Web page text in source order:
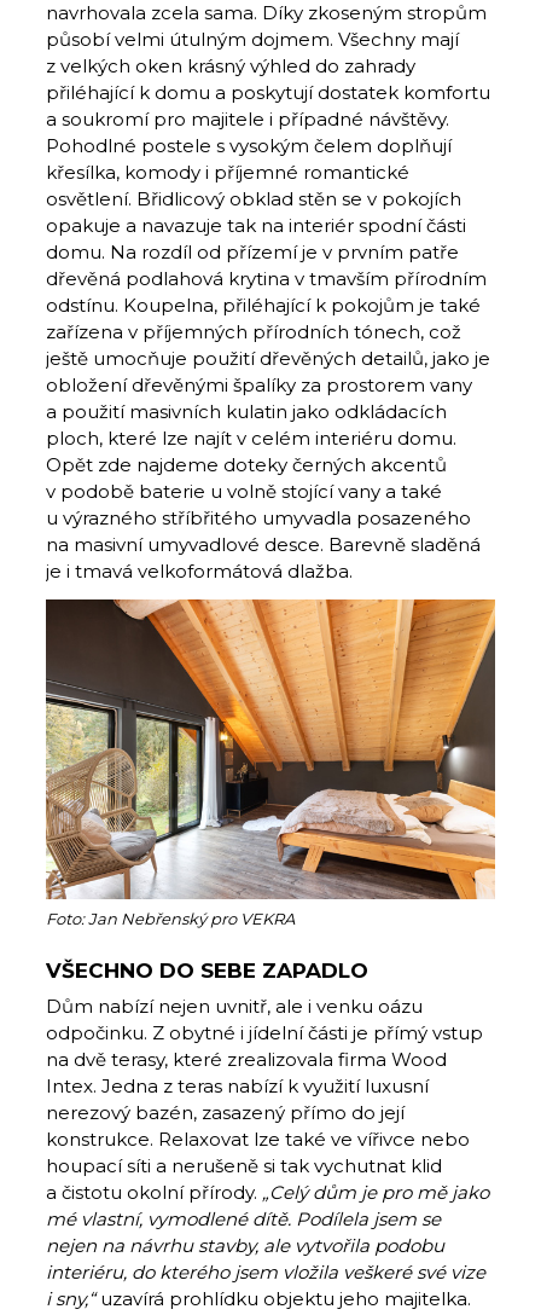
navrhovala zcela sama. Díky zkoseným stropům
působí velmi útulným dojmem. Všechny mají
z velkých oken krásný výhled do zahrady
přiléhající k domu a poskytují dostatek komfortu
a soukromí pro majitele i případné návštěvy.
Pohodlné postele s vysokým čelem doplňují
křesílka, komody i příjemné romantické
osvětlení. Břidlicový obklad stěn se v pokojích
opakuje a navazuje tak na interiér spodní části
domu. Na rozdíl od přízemí je v prvním patře
dřevěná podlahová krytina v tmavším přírodním
odstínu. Koupelna, přiléhající k pokojům je také
zařízena v příjemných přírodních tónech, což
ještě umocňuje použití dřevěných detailů, jako je
obložení dřevěnými špalíky za prostorem vany
a použití masivních kulatin jako odkládacích
ploch, které lze najít v celém interiéru domu.
Opět zde najdeme doteky černých akcentů
v podobě baterie u volně stojící vany a také
u výrazného stříbřitého umyvadla posazeného
na masivní umyvadlové desce. Barevně sladěná
je i tmavá velkoformátová dlažba.
Foto: Jan Nebřenský pro VEKRA
VŠECHNO DO SEBE ZAPADLO
Dům nabízí nejen uvnitř, ale i venku oázu
odpočinku. Z obytné i jídelní části je přímý vstup
na dvě terasy, které zrealizovala firma Wood
Intex. Jedna z teras nabízí k využití luxusní
nerezový bazén, zasazený přímo do její
konstrukce. Relaxovat lze také ve vířivce nebo
houpací síti a nerušeně si tak vychutnat klid
a čistotu okolní přírody. „Celý dům je pro mě jako
mé vlastní, vymodlené dítě. Podílela jsem se
nejen na návrhu stavby, ale vytvořila podobu
interiéru, do kterého jsem vložila veškeré své vize
i sny,“uzavírá prohlídku objektu jeho majitelka.